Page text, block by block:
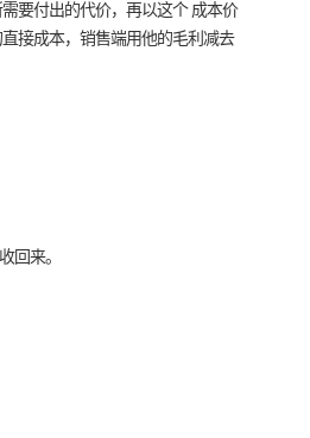
要付出的代价，再以这个 成本价
接成本，销售端用他的毛利减去
回来。